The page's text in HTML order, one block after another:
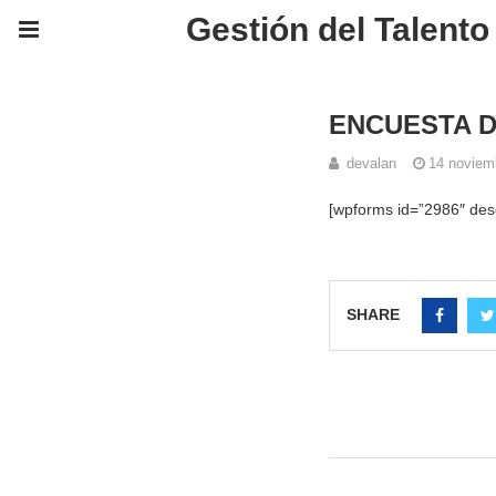
Gestión del
ENCUESTA
devalan 14
[wpforms id=”2986″
SHARE